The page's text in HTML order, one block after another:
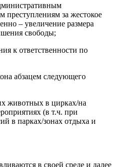
за жестокое
– увеличение размера
свободы;
к ответственности по
абзацем следующего
животных в цирках/на
(в т.ч. при
в парках/зонах отдыха и
в своей среде и далее